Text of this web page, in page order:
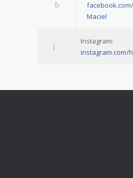
Maciel
Instagram:
instagram.com/